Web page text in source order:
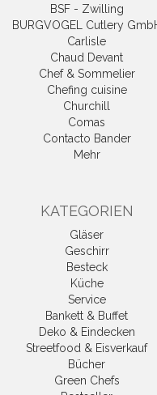
BSF - Zwilling
BURGVOGEL Cutlery
Carlisle
Chaud Devant
Chef & Sommelier
Chefing cuisine
Churchill
Comas
Contacto Bander
Mehr
KATEGORIEN
Gläser
Geschirr
Besteck
Küche
Service
Bankett & Buffet
Deko & Eindecken
Streetfood & Eisverkauf
Bücher
Green Chefs